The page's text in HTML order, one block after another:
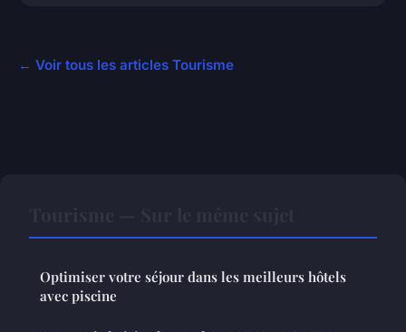
← Voir tous les articles Tourisme
Optimiser votre séjour dans les meilleurs hôtels
avec piscine